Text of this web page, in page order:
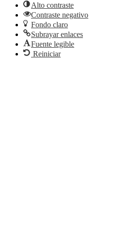
Alto contraste
Contraste negativo
Fondo claro
Subrayar enlaces
Fuente legible
Reiniciar